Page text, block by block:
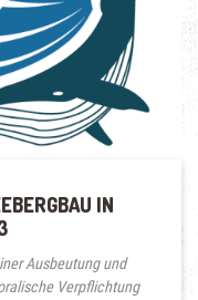
IN
Ausbeutung und
Verpflichtung